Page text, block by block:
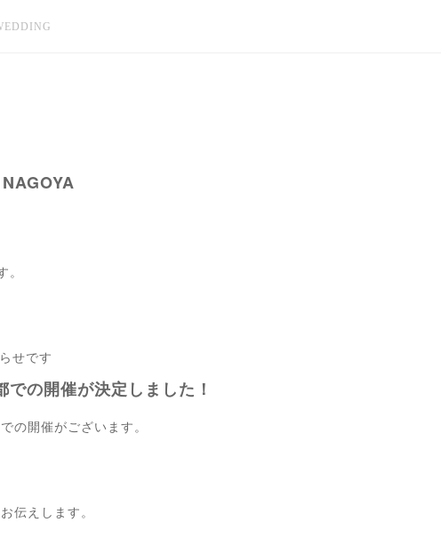
せです
の開催が決定しました！
の開催がございます。
伝えします。